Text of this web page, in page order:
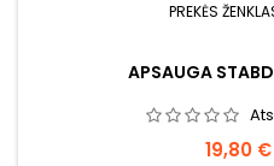
PREKĖS
APSAUGA
Kaina
19,80 €